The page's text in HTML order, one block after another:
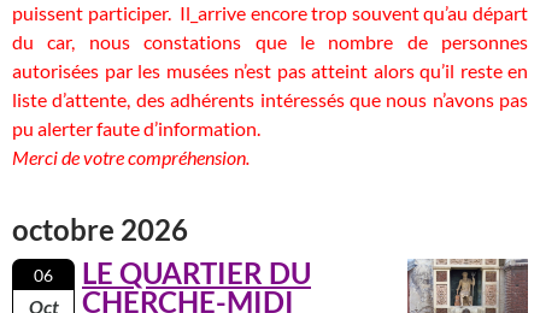
puissent participer. Il_arrive encore trop souvent qu’au départ
du car, nous constations que le nombre de personnes
autorisées par les musées n’est pas atteint alors qu’il reste en
liste d’attente, des adhérents intéressés que nous n’avons pas
pu alerter faute d’information.
Merci de votre compréhension.
octobre 2026
06
Oct
LE QUARTIER DU
CHERCHE-MIDI